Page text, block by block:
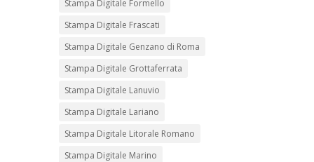
Stampa Digitale Formello
Stampa Digitale Frascati
Stampa Digitale Genzano di Roma
Stampa Digitale Grottaferrata
Stampa Digitale Lanuvio
Stampa Digitale Lariano
Stampa Digitale Litorale Romano
Stampa Digitale Marino